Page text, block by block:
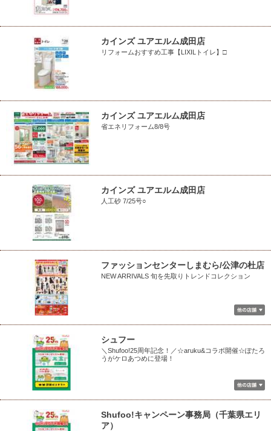
カインズ ユアエルム成田店
リフォームおすすめ工事【LIXILトイレ】□
カインズ ユアエルム成田店
省エネリフォーム8/8号
カインズ ユアエルム成田店
人工砂 7/25号○
ファッションセンターしまむら/公津の杜店
NEW ARRIVALS 旬を先取りトレンドコレクション
シュフー
＼Shufoo!25周年記念！／☆aruku&コラボ開催☆ぽたろ
うがケロあつめに登場！
Shufoo!キャンペーン事務局（千葉県エリ
ア）